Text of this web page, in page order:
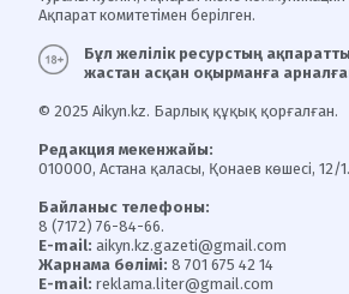
Ақпарат комитетімен берілген.
Бұл желілік ресурстың
жастан асқан оқырманға
© 2025 Aikyn.kz. Барлық құқық қорғалған.
Редакция мекенжайы:
010000, Астана қаласы, Қонаев көшесі, 12/1.
Байланыс телефоны:
8 (7172) 76-84-66.
E-mail: aikyn.kz.gazeti@gmail.com
Жарнама бөлімі: 8 701 675 42 14
E-mail: reklama.liter@gmail.com